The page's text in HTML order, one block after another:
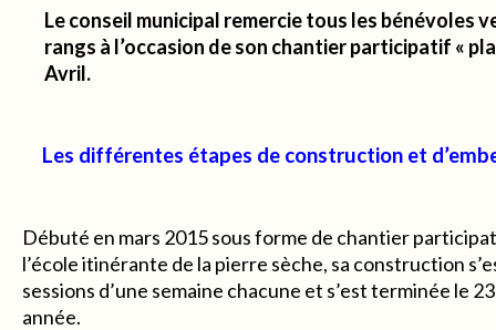
Le conseil municipal remercie tous les bénévoles
rangs à l’occasion de son chantier participatif «
Avril.
Les différentes étapes de construction et
Débuté en mars 2015 sous forme de chantier
l’école itinérante de la pierre sèche, sa construction
sessions d’une semaine chacune et s’est terminée le
année.